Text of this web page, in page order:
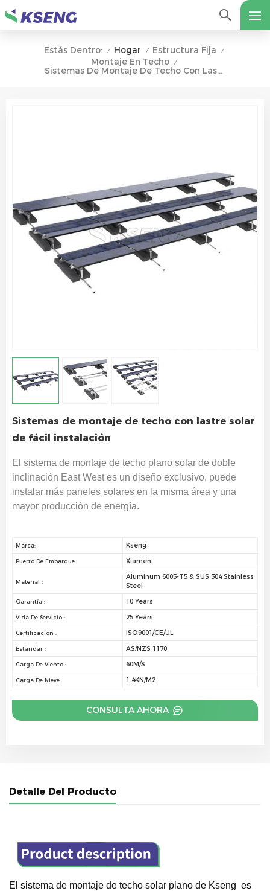
Estás Dentro: / Hogar / Estructura Fija /
Montaje En Techo /
Sistemas De Montaje De Techo Con Lastre Solar De Fácil Instalación
Sistemas de montaje de techo con lastre solar
de fácil instalación
El sistema de montaje de techo plano solar de doble
inclinación East West es un diseño exclusivo, puede
instalar más paneles solares en la misma área y una
mayor producción de energía.
Marca: Kseng
Puerto De Embarque: Xiamen
Material :
Aluminum 6005-T5 & SUS 304 Stainless
Steel
Garantía : 10 Years
Vida De Servicio : 25 Years
Certificación : ISO9001/CE/UL
Estándar : AS/NZS 1170
Carga De Viento : 60M/S
Carga De Nieve : 1.4KN/M2
CONSULTA AHORA
Detalle Del Producto
El sistema de montaje de techo solar plano de Kseng es